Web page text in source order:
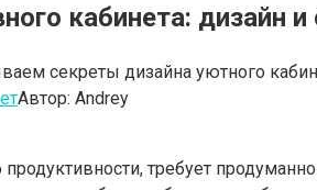
кабинета: дизайн
секреты дизайна уютного
Автор: Andrey
требует